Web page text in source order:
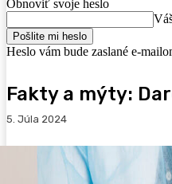
Obnoviť svoje heslo
Heslo vám bude zaslané e-
Fakty a mýty:
5. Júla 2024